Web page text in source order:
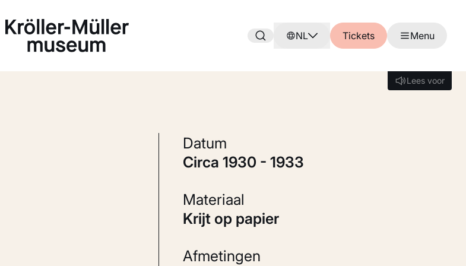
NL Tickets Menu
Lees voor
Lees voor
Datum
circa 1930 - 1933
Materiaal
Krijt op papier
Afmetingen